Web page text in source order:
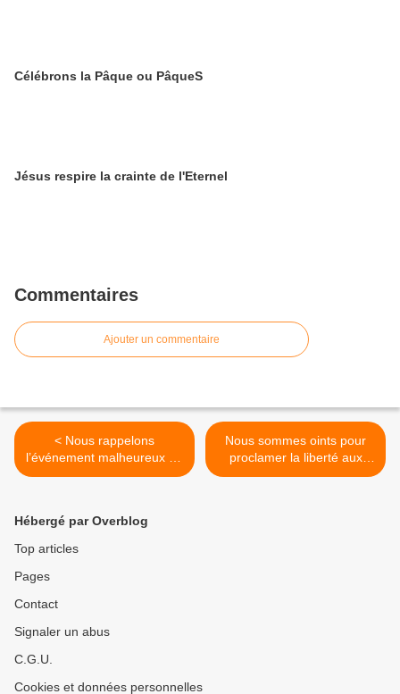
Célébrons la Pâque ou PâqueS
Jésus respire la crainte de l'Eternel
Commentaires
Ajouter un commentaire
< Nous rappelons
l’événement malheureux du
jardin d’Eden ?
Nous sommes oints pour
proclamer la liberté aux
captifs >
Hébergé par Overblog
Top articles
Pages
Contact
Signaler un abus
C.G.U.
Cookies et données personnelles